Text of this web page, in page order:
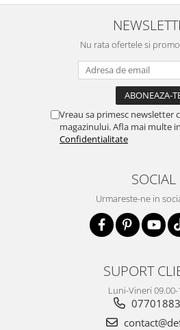
Nu rata ofertele si
Vreau sa primesc newsletter
magazinului. Afla mai multe in
Confidentialitate
SOCIAL
Urmareste-ne in
SUPORT
Luni-Vineri 09.00-